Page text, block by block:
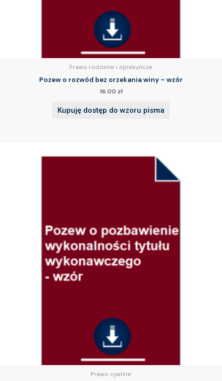
Prawo rodzinne i opiekuńcze
Pozew o rozwód bez orzekania winy – wzór
16.00 zł
Kupuję dostęp do wzoru pisma
Prawo cywilne